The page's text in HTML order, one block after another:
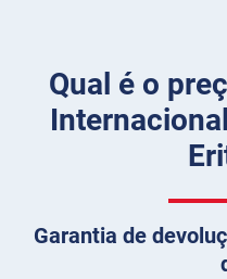
Qual é o
Garantia de